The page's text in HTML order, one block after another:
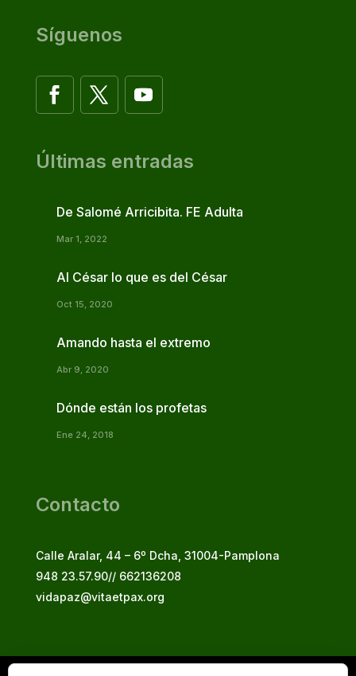
Síguenos
Últimas entradas
De Salomé Arricibita. FE Adulta
Mar 1, 2022
Al César lo que es del César
Oct 15, 2020
Amando hasta el extremo
Abr 9, 2020
Dónde están los profetas
Ene 24, 2018
Contacto
Calle Aralar, 44 – 6º Dcha, 31004-Pamplona
948 23.57.90// 662136208
vidapaz@vitaetpax.org